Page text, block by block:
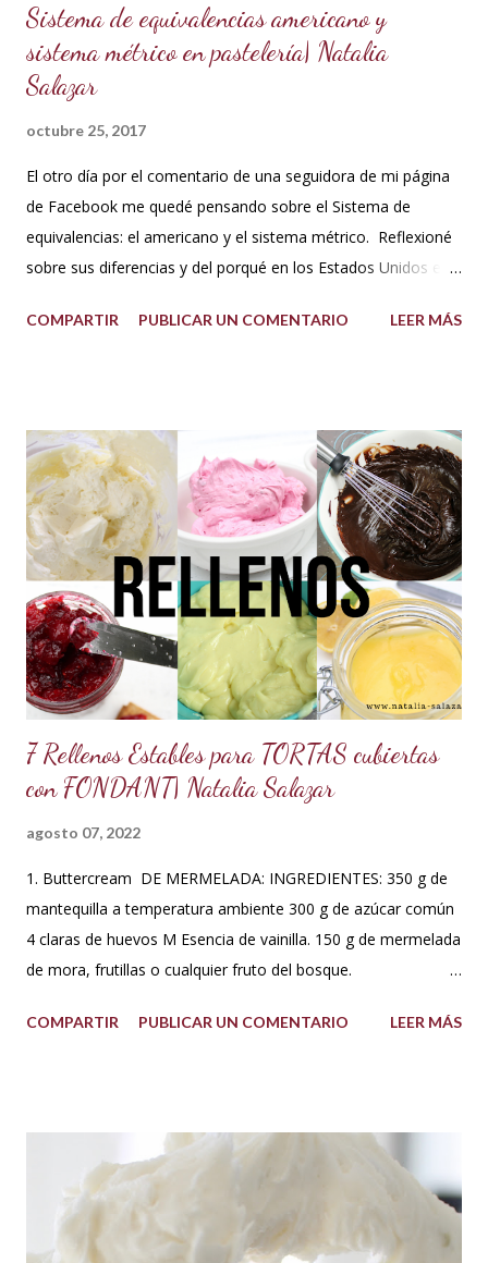
Sistema de equivalencias americano y
sistema métrico en pastelería| Natalia
Salazar
octubre 25, 2017
El otro día por el comentario de una seguidora de mi página
de Facebook me quedé pensando sobre el Sistema de
equivalencias: el americano y el sistema métrico. Reflexioné
sobre sus diferencias y del porqué en los Estados Unidos el
me dije: estos americanos son loquillos!!! Con todo esto
acuerdo, porque en los libros de repostería y tratados de
cocina de antes del milenio se utilizaba comúnmente el
sistema americano y no el métrico, o ambos como suelo
usarlo yo en mis recetas. En lo personal pienso que si soy
una pastelera debo manejar los dos sistemas de medidas
para así poder obtener los mejores resultados en mis
preparaciones y poder sacar con éxito cualquier receta. Así
que me fui a investigar y descubrí que los estado...
COMPARTIR PUBLICAR UN COMENTARIO LEER MÁS
7 Rellenos Estables para TORTAS cubiertas
con FONDANT| Natalia Salazar
agosto 07, 2022
1. Buttercream DE MERMELADA: INGREDIENTES: 350 g de
mantequilla a temperatura ambiente 300 g de azúcar común
4 claras de huevos M Esencia de vainilla. 150 g de mermelada
de mora, frutillas o cualquier fruto del bosque.
huevo en un tazón con los 300 g de azúcar a baño María .
que forme picos. A la mezcla agregar la mantequilla que debe
estar a temperatura ambiente, batir constantemente hasta
cremar y formar picos. Agregar la vainilla y la mermelada.
Batir hasta integrar. Se puede decorar cualquier tipo de
COMPARTIR PUBLICAR UN COMENTARIO LEER MÁS